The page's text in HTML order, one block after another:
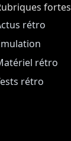
fortes
rétro
rétro
rétro